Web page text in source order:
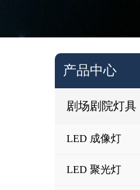
产品中心
剧场剧院灯具
LED 成像灯
LED 聚光灯